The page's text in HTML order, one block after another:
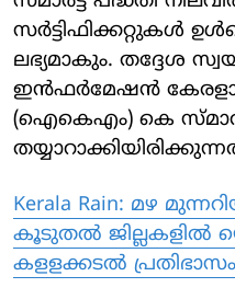
സര്‍ട്ടിഫിക്കറ്റുകള്‍
ലഭ്യമാകും. തദ്ദേശ
ഇന്‍ഫര്‍മേഷന്‍
(ഐകെഎം) കെ
Kerala Rain: മഴ
കൂടുതല്‍ ജില്ലകളില്‍
കളളക്കടല്‍ പ്രതിഭാസം